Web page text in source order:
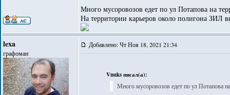
Много мусоровозов едет по ул Потапова на
На территории карьеров около полигона ЗИЛ
lexa
графоман
Добавлено: Чт Ноя 18, 2021 21:34
Vnuks писал(а):
Много мусоровозов едет по ул